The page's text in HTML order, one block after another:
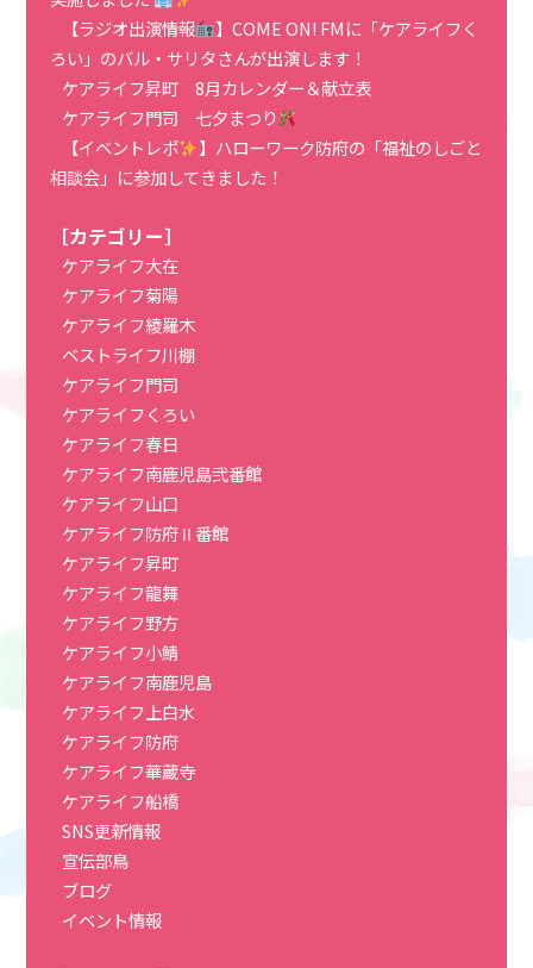
【ラジオ出演情報
】COME ON! FMに「ケアライフく
ろい」のバル・サリタさんが出演します！
ケアライフ昇町 8月カレンダー＆献立表
ケアライフ門司 七夕まつり
【イベントレポ
】ハローワーク防府の「福祉のしごと
相談会」に参加してきました！
［カテゴリー］
ケアライフ大在
ケアライフ菊陽
ケアライフ綾羅木
ベストライフ川棚
ケアライフ門司
ケアライフくろい
ケアライフ春日
ケアライフ南鹿児島弐番館
ケアライフ山口
ケアライフ防府Ⅱ番館
ケアライフ昇町
ケアライフ龍舞
ケアライフ野方
ケアライフ小鯖
ケアライフ南鹿児島
ケアライフ上白水
ケアライフ防府
ケアライフ華蔵寺
ケアライフ船橋
SNS更新情報
宣伝部鳥
ブログ
イベント情報